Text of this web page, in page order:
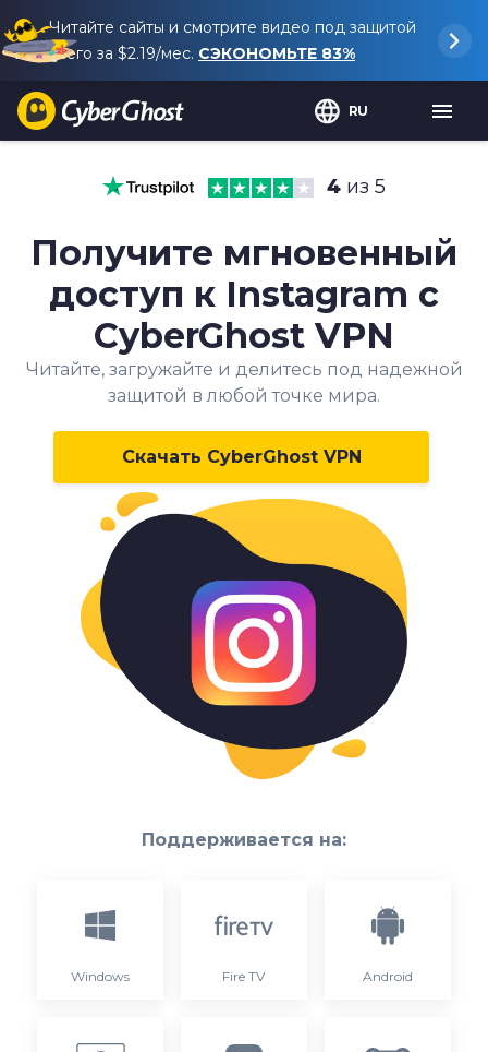
Читайте сайты и смотрите видео под защитой
всего за $2.19/мес. СЭКОНОМЬТЕ 83%
RU
4 из 5
Получите мгновенный
доступ к Instagram с
CyberGhost VPN
Читайте, загружайте и делитесь под надежной
защитой в любой точке мира.
Скачать CyberGhost VPN
Поддерживается на:
Windows Fire TV Android